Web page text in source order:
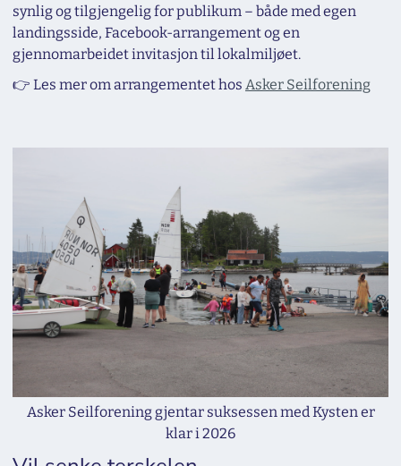
synlig og tilgjengelig for publikum – både med egen
landingsside, Facebook-arrangement og en
gjennomarbeidet invitasjon til lokalmiljøet.
👉 Les mer om arrangementet hos Asker Seilforening
Asker Seilforening gjentar suksessen med Kysten er
klar i 2026